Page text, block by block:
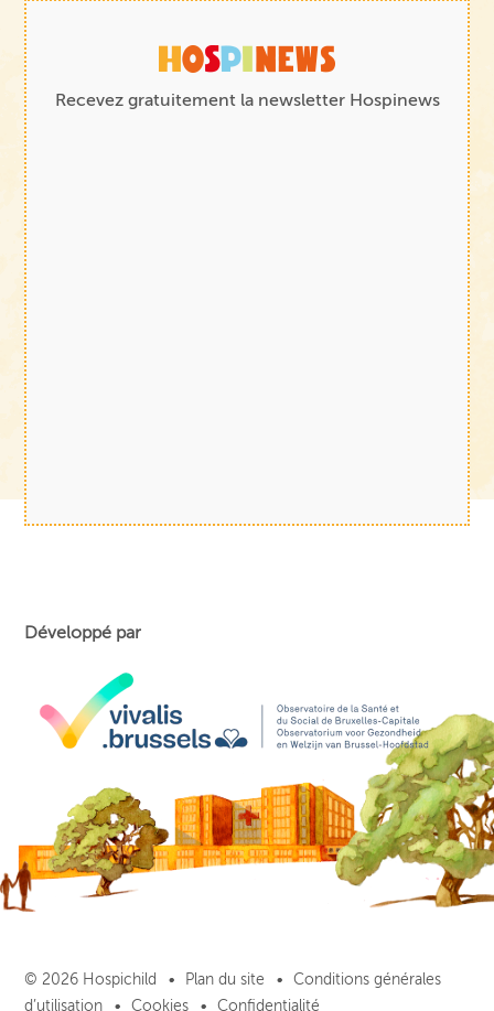
Recevez gratuitement la newsletter Hospinews
Développé par
© 2026 Hospichild Plan du site
Conditions générales
d’utilisation
Cookies Confidentialité